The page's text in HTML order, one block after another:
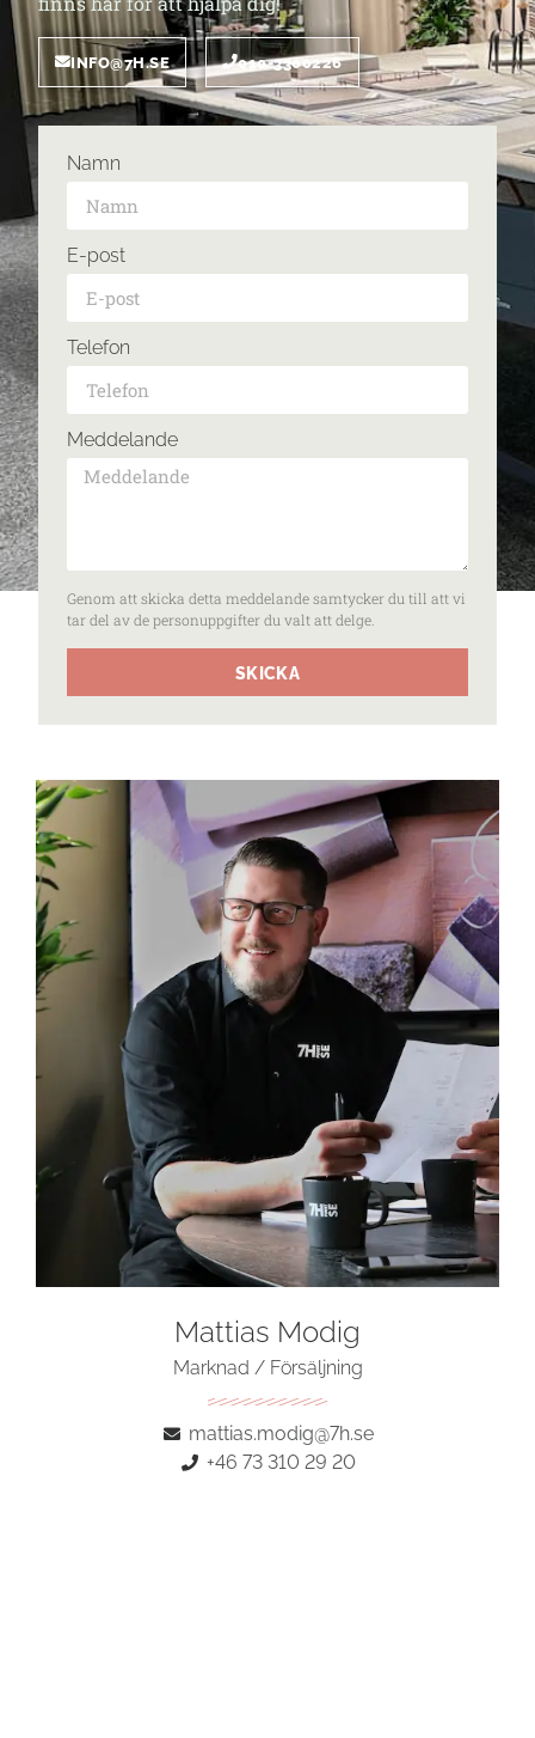
INFO@7H.SE 010-3300226
Namn
E-post
Telefon
Meddelande
Genom att skicka detta meddelande samtycker du till att vi
tar del av de personuppgifter du valt att delge.
SKICKA
Mattias Modig
Marknad / Försäljning
mattias.modig@7h.se
+46 73 310 29 20